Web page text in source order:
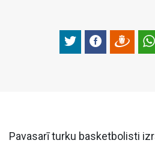
Pavasarī turku basketbolisti